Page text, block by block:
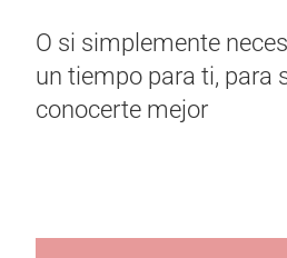
O si simplemente
un tiempo para ti, para
conocerte mejor